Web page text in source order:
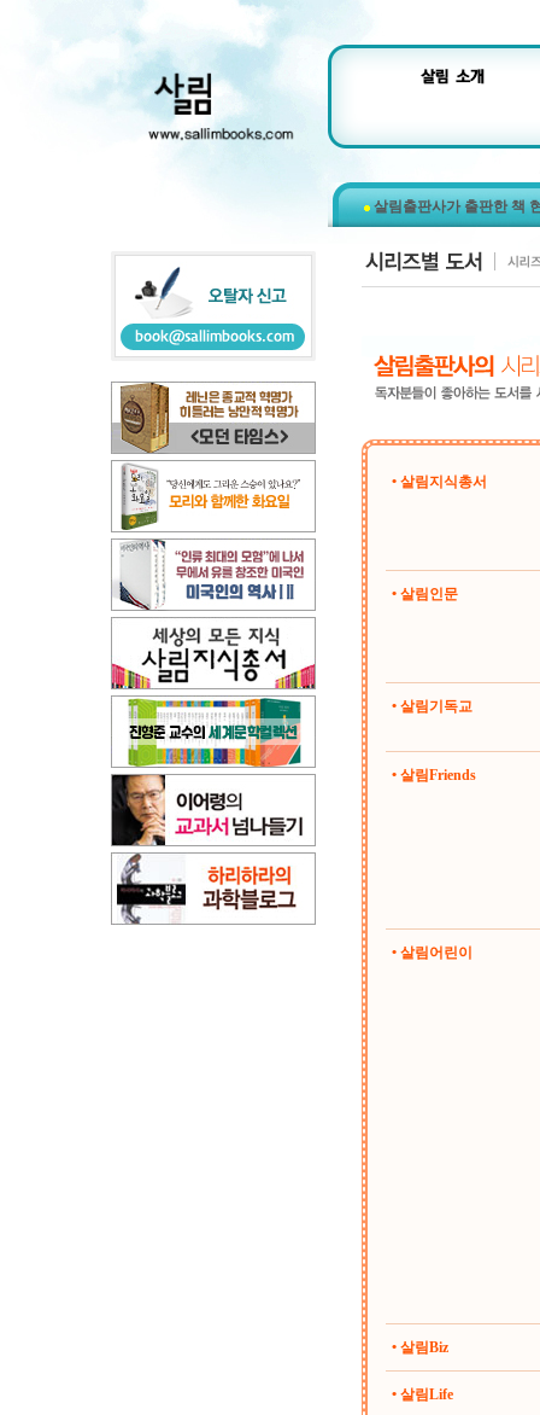
살림출판사가 출판한 책
• 살림지식총서
• 살림인문
• 살림기독교
• 살림Friends
• 살림어린이
• 살림Biz
• 살림Life